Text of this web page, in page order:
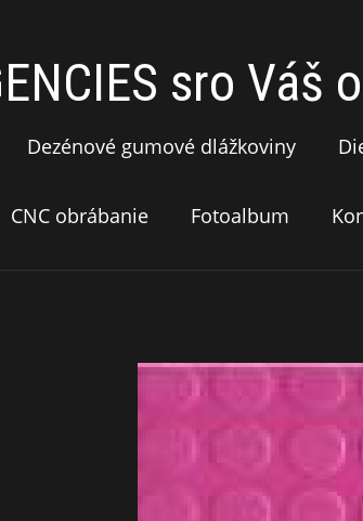
sro Váš
Dezénové gumové dlážkoviny
CNC obrábanie Fotoalbum